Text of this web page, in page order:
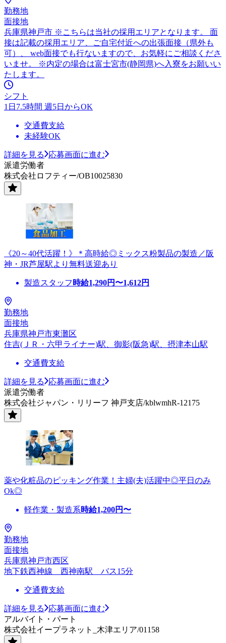
勤務地
面接地
兵庫県神戸市 ※こちらは当社の採用エリアとなります。 面
接は記載の採用エリア、ご自宅付近への出張面接（県外も
可）、 web面接でも行ないますので、お気軽にご相談くださ
いませ。 ※内定の場合は富士宮市(静岡県)へ入寮をお願いい
たします。
シフト
1日7.5時間 週5日からOK
交通費支給
未経験OK
詳細を見る
応募画面に進む
派遣労働者
株式会社ロフティー/OB10025830
《20～40代活躍！》＊高時給◎ミックス粉製品の製造／阪
神・JR芦屋駅より無料送迎あり
製造スタッフ 時給1,290円〜1,612円
勤務地
面接地
兵庫県神戸市東灘区
住吉(ＪＲ・六甲ライナー)駅、御影(阪急)駅、摂津本山駅
交通費支給
詳細を見る
応募画面に進む
派遣労働者
株式会社ジャパン・リリーフ 神戸支店/kblwmhR-12175
薬や化粧品のピッキング作業！主婦(夫)活躍中◎平日のみ
Ok◎
軽作業・製造系時給1,200円〜
勤務地
面接地
兵庫県神戸市西区
地下鉄西神線 西神南駅 バス15分
交通費支給
詳細を見る
応募画面に進む
アルバイト・パート
株式会社イープラネット_木津エリア/01158